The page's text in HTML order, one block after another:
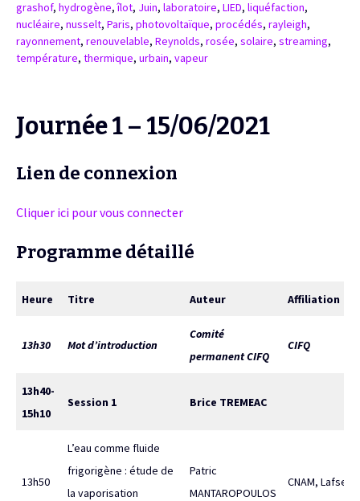
grashof, hydrogène,îlot, Juin, laboratoire, LIED, liquéfaction,
nucléaire, nusselt, Paris, photovoltaïque, procédés, rayleigh,
rayonnement, renouvelable, Reynolds, rosée, solaire, streaming,
température, thermique, urbain, vapeur
Journée 1 – 15/06/2021
Lien de connexion
Cliquer ici pour vous connecter
Programme détaillé
Heure Titre Auteur Affiliation
13h30 Mot d’introduction
Comité
permanent CIFQ
CIFQ
13h40-
15h10
Session 1 Brice TREMEAC
13h50
L’eau comme fluide
frigorigène : étude de
la vaporisation
Patric
MANTAROPOULOS
CNAM, Lafset